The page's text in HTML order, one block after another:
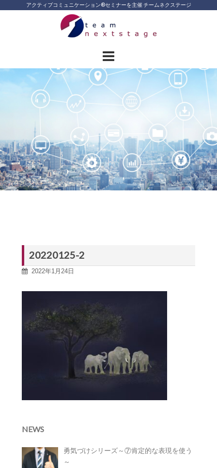
アクティブコミュニケーション®︎セミナーを主催 チームネクステージ
20220125-2
2022年1月24日
NEWS
勇気づけシリーズ～⑦肯定的な表現を使う
～